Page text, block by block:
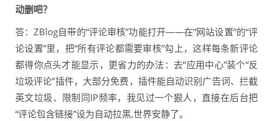
动删吧？
答：ZBlog自带的“评论审核”功能打开——在“网站设置”的“评
论设置”里，把“所有评论都需要审核”勾上，这样每条新评论
都得你点头才能显示，更省力的办法：去“应用中心”装个“反
垃圾评论”插件，大部分免费，插件能自动识别广告词、拦截
英文垃圾、限制同IP频率，我见过一个狠人，直接在后台把
“评论包含链接”设为自动拉黑,世界安静了。